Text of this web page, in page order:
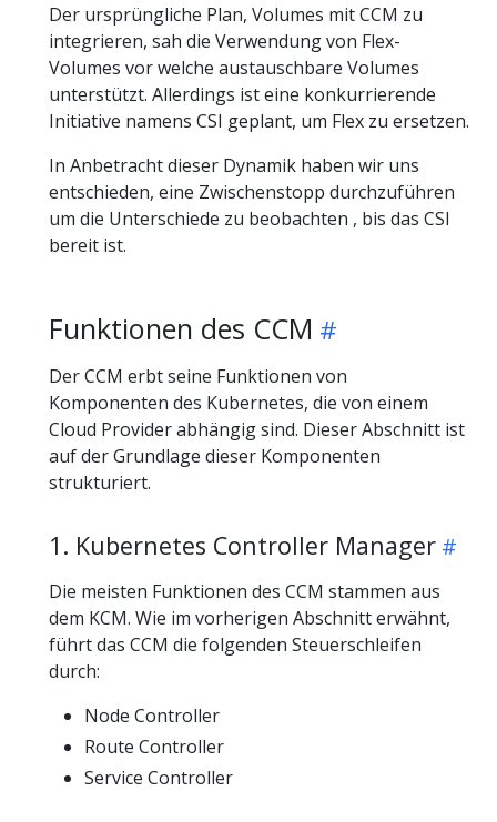
Der ursprüngliche Plan, Volumes mit CCM zu
integrieren, sah die Verwendung von Flex-
Volumes vor welche austauschbare Volumes
unterstützt. Allerdings ist eine konkurrierende
Initiative namens CSI geplant, um Flex zu ersetzen.
In Anbetracht dieser Dynamik haben wir uns
entschieden, eine Zwischenstopp durchzuführen
um die Unterschiede zu beobachten , bis das CSI
bereit ist.
Funktionen des CCM
Der CCM erbt seine Funktionen von
Komponenten des Kubernetes, die von einem
Cloud Provider abhängig sind. Dieser Abschnitt ist
auf der Grundlage dieser Komponenten
strukturiert.
1. Kubernetes Controller Manager
Die meisten Funktionen des CCM stammen aus
dem KCM. Wie im vorherigen Abschnitt erwähnt,
führt das CCM die folgenden Steuerschleifen
durch:
Node Controller
Route Controller
Service Controller